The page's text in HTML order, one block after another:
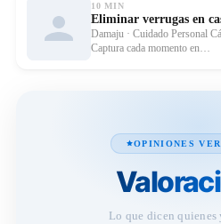
10 MIN
Damaju · Cuidado Personal
Captura cada momento en…
OPINIONES
Lo que dicen